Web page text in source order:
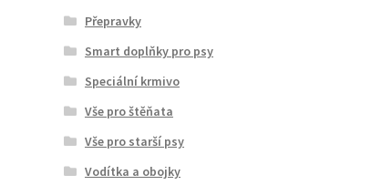
Přepravky
Smart doplňky pro psy
Speciální krmivo
Vše pro štěňata
Vše pro starší psy
Vodítka a obojky